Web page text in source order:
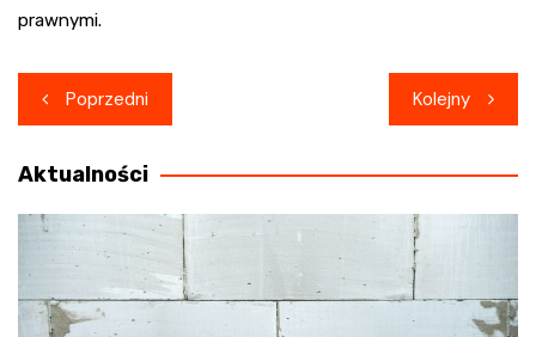
prawnymi.
Nawigacja
wpisu
Poprzedni Kolejny
Aktualności